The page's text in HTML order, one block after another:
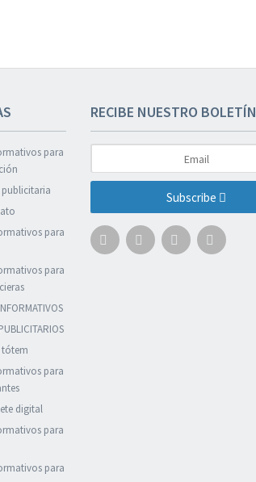
para
para
para
para
digital
para
para
RECIBE NUESTRO BOLETÍN
Subscribe